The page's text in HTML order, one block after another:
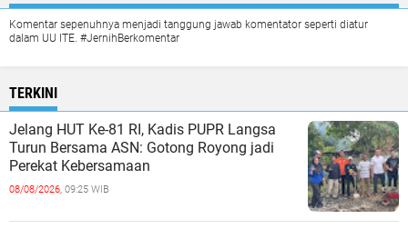
Komentar sepenuhnya menjadi tanggung jawab komentator seperti diatur
dalam UU ITE. #JernihBerkomentar
TERKINI
Jelang HUT Ke-81 RI, Kadis PUPR Langsa
Turun Bersama ASN: Gotong Royong jadi
Perekat Kebersamaan
08/08/2026, 09:25 WIB